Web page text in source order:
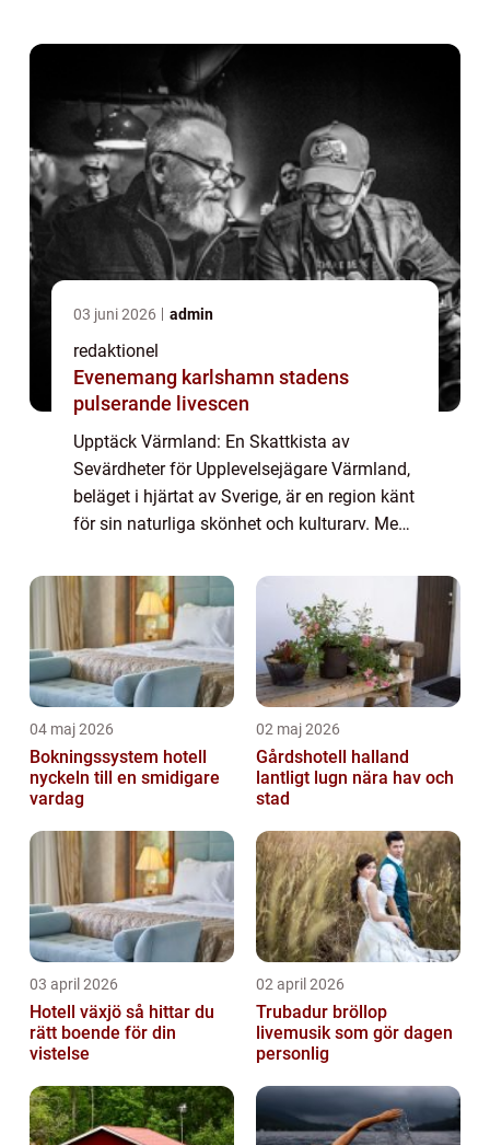
03 juni 2026 admin
redaktionel
Evenemang karlshamn stadens
pulserande livescen
Upptäck Värmland: En Skattkista av
Sevärdheter för Upplevelsejägare Värmland,
beläget i hjärtat av Sverige, är en region känt
för sin naturliga skönhet och kulturarv. Med
Värmland något för alla upplevelsejägare. ...
04 maj 2026
Bokningssystem hotell
nyckeln till en smidigare
vardag
02 maj 2026
Gårdshotell halland
lantligt lugn nära hav och
stad
03 april 2026
Hotell växjö så hittar du
rätt boende för din
vistelse
02 april 2026
Trubadur bröllop
livemusik som gör dagen
personlig